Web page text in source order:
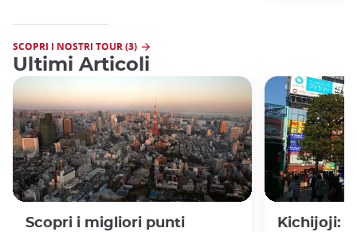
SCOPRI I NOSTRI TOUR (3)
Ultimi Articoli
Scopri i migliori punti
Kichijoji: